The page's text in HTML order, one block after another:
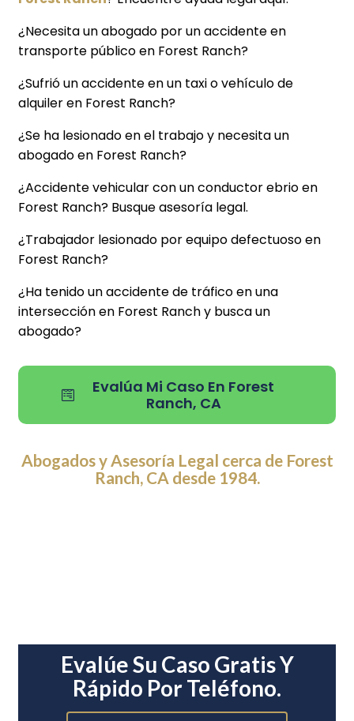
¿Necesita un abogado por un accidente en
transporte público en Forest Ranch?
¿Sufrió un accidente en un taxi o vehículo de
alquiler en Forest Ranch?
¿Se ha lesionado en el trabajo y necesita un
abogado en Forest Ranch?
¿Accidente vehicular con un conductor ebrio en
Forest Ranch? Busque asesoría legal.
¿Trabajador lesionado por equipo defectuoso en
Forest Ranch?
¿Ha tenido un accidente de tráfico en una
intersección en Forest Ranch y busca un
abogado?
Evalúa Mi Caso En Forest
Ranch, CA
Abogados y Asesoría Legal cerca de Forest
Ranch, CA desde 1984.
Evalúe Su Caso Gratis Y
Rápido Por Teléfono.